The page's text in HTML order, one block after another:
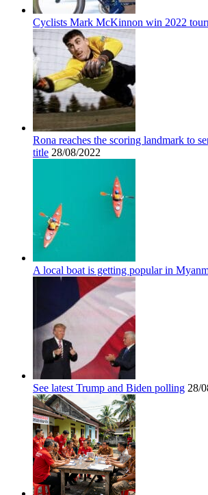
Cyclists Mark McKinnon win 2022
Rona reaches the scoring landmark to
title 28/08/2022
A local boat is getting popular in
See latest Trump and Biden polling 28/